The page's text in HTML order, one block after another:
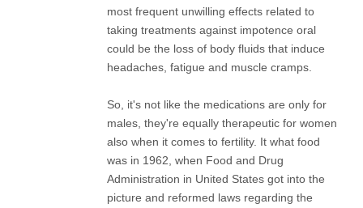
most frequent unwilling effects related to
taking treatments against impotence oral
could be the loss of body fluids that induce
headaches, fatigue and muscle cramps.
So, it's not like the medications are only for
males, they're equally therapeutic for women
also when it comes to fertility. It what food
was in 1962, when Food and Drug
Administration in United States got into the
picture and reformed laws regarding the